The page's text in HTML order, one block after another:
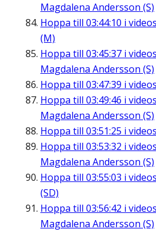
Magdalena Andersson (S)
Hoppa till 03:44:10 i
(M)
Hoppa till 03:45:37 i
Magdalena Andersson (S)
Hoppa till 03:47:39 i
Hoppa till 03:49:46 i
Magdalena Andersson (S)
Hoppa till 03:51:25 i
Hoppa till 03:53:32 i
Magdalena Andersson (S)
Hoppa till 03:55:03 i
(SD)
Hoppa till 03:56:42 i
Magdalena Andersson (S)